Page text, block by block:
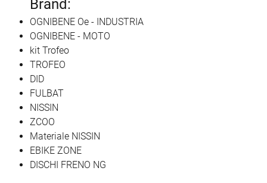
Brand:
OGNIBENE Oe - INDUSTRIA
OGNIBENE - MOTO
kit Trofeo
TROFEO
DID
FULBAT
NISSIN
ZCOO
Materiale NISSIN
EBIKE ZONE
DISCHI FRENO NG